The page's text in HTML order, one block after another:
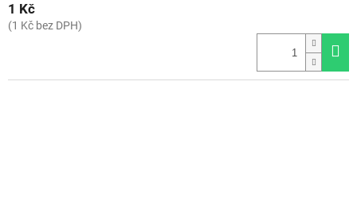
1 Kč
(1 Kč bez DPH)